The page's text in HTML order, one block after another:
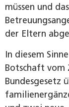
müssen und
der Eltern
In diesem
Botschaft vom
Bundesgesetz